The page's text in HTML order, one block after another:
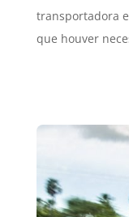
transportadora
que houver